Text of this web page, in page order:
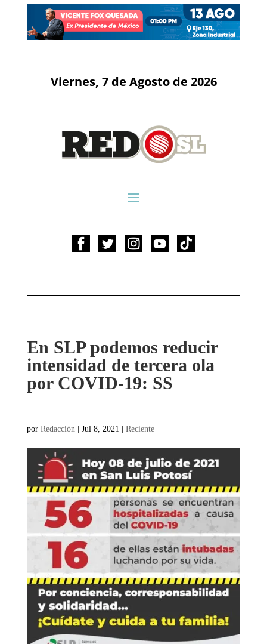
Viernes, 7 de Agosto de 2026
En SLP podemos reducir
intensidad de tercera ola
por COVID-19: SS
por Redacción | Jul 8, 2021 | Reciente